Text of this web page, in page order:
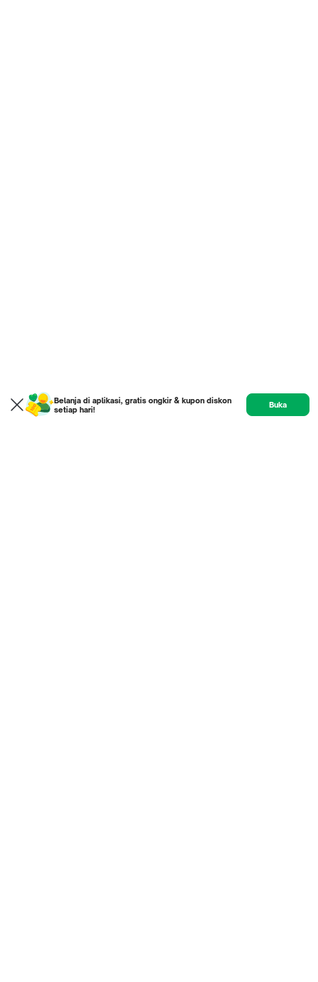
Belanja di aplikasi, gratis ongkir & kupon diskon
setiap hari!
Buka